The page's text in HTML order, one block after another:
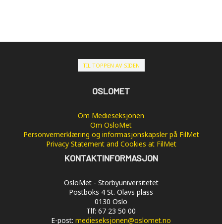
TIL TOPPEN AV SIDEN
OSLOMET
Om Medieseksjonen
Om OsloMet
Personvernerklæring og informasjonskapsler på FilMet
Privacy Statement and Cookies at FilMet
KONTAKTINFORMASJON
OsloMet - Storbyuniversitetet
Postboks 4 St. Olavs plass
0130 Oslo
Tlf: 67 23 50 00
E-post: medieseksjonen@oslomet.no